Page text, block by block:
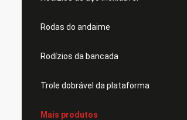
Rodas do andaime
Rodízios da bancada
Trole dobrável da plataforma
Mais produtos